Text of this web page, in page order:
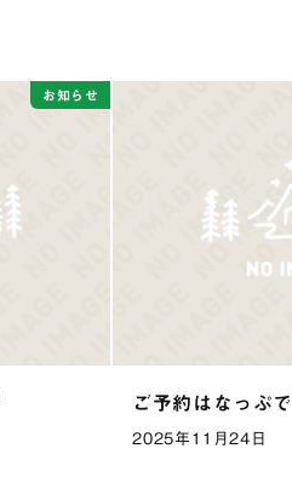
お知らせ
ご予約はなっぷで
2025年11月24日